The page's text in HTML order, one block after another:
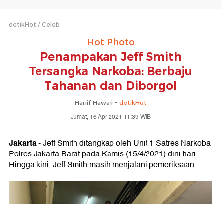
detikHot Celeb
Hot Photo
Penampakan Jeff Smith
Tersangka Narkoba: Berbaju
Tahanan dan Diborgol
Hanif Hawari - detikHot
Jumat, 16 Apr 2021 11:39 WIB
Jakarta- Jeff Smith ditangkap oleh Unit 1 Satres Narkoba
Polres Jakarta Barat pada Kamis (15/4/2021) dini hari.
Hingga kini, Jeff Smith masih menjalani pemeriksaan.